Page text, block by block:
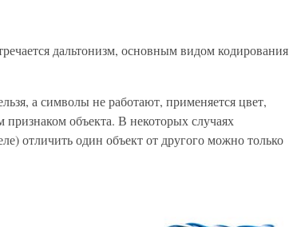
дальтонизм, основным видом кодирования
а символы не работают, применяется цвет,
объекта. В некоторых случаях
отличить один объект от другого можно только